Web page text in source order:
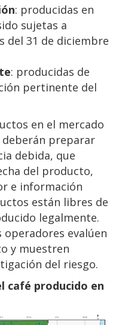
: producidas en
sujetas a
del 31 de diciembre
: producidas de
pertinente del
en el mercado
deberán preparar
debida, que
del producto,
e información
están libres de
legalmente.
operadores evalúen
y muestren
del riesgo.
café producido en